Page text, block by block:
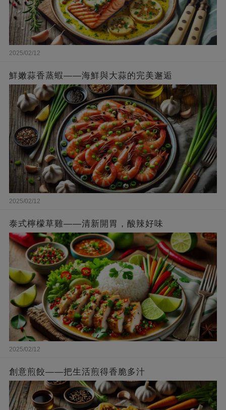
2025/02/12
鮮嫩蒜香蒸蝦——海鮮與大蒜的完美邂逅
2025/02/12
泰式檸檬草雞——清新開胃，酸辣好味
2025/02/12
創意煎餃——把生活煎得香脆多汁